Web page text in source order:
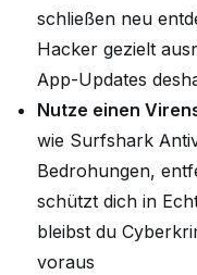
schließen neu
Hacker gezielt
App-Updates
Nutze einen
wie Surfshark
Bedrohungen,
schützt dich in
bleibst du
voraus